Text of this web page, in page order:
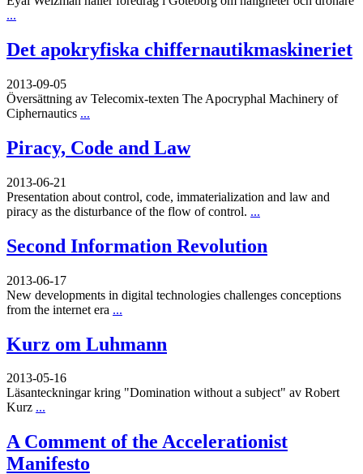
...
Det apokryfiska chiffernautikmaskineriet
2013-09-05
Översättning av Telecomix-texten The Apocryphal Machinery of
Ciphernautics ...
Piracy, Code and Law
2013-06-21
Presentation about control, code, immaterialization and law and
piracy as the disturbance of the flow of control. ...
Second Information Revolution
2013-06-17
New developments in digital technologies challenges conceptions
from the internet era ...
Kurz om Luhmann
2013-05-16
Läsanteckningar kring "Domination without a subject" av Robert
Kurz ...
A Comment of the Accelerationist
Manifesto